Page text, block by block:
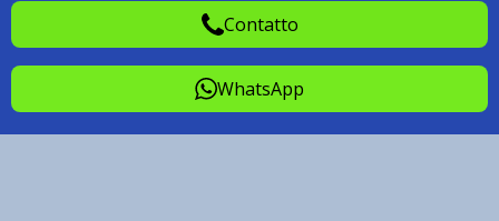
Contatto
WhatsApp